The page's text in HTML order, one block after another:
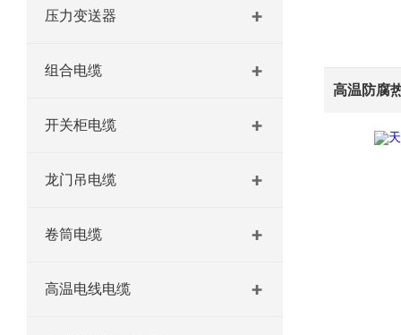
压力变送器
组合电缆
开关柜电缆
龙门吊电缆
卷筒电缆
高温电线电缆
高温防腐